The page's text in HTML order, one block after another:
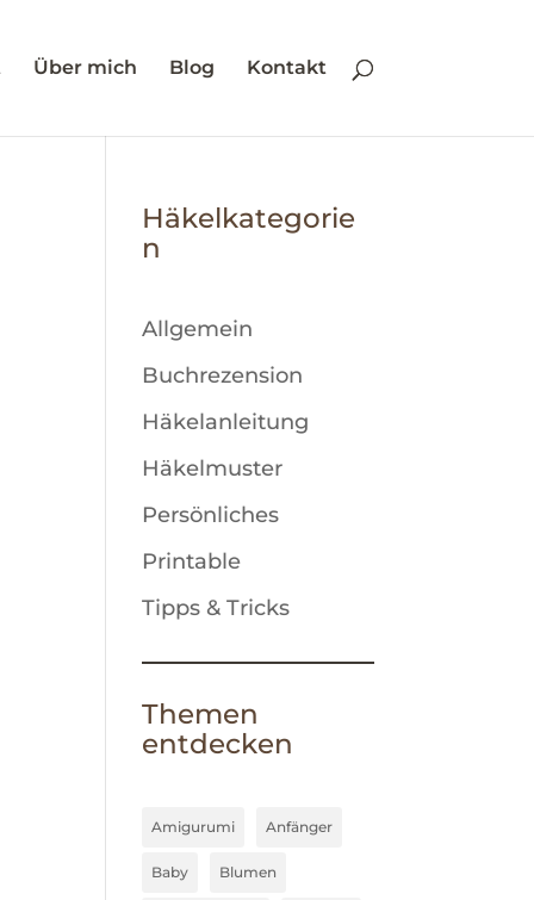
Über mich Blog Kontakt
Häkelkategorie
n
Allgemein
Buchrezension
Häkelanleitung
Häkelmuster
Persönliches
Printable
Tipps & Tricks
Themen
entdecken
Amigurumi Anfänger
Baby Blumen